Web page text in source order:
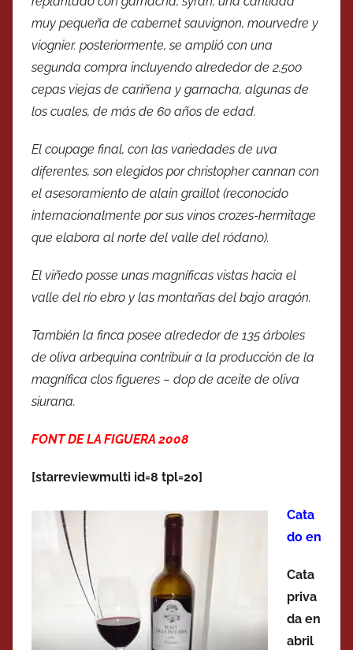
muy pequeña de cabernet sauvignon, mourvedre y
viognier. posteriormente, se amplió con una
segunda compra incluyendo alrededor de 2.500
cepas viejas de cariñena y garnacha, algunas de
los cuales, de más de 60 años de edad.
El coupage final, con las variedades de uva
diferentes, son elegidos por christopher cannan con
el asesoramiento de alain graillot (reconocido
internacionalmente por sus vinos crozes-hermitage
que elabora al norte del valle del ródano).
El viñedo posse unas magníficas vistas hacia el
valle del río ebro y las montañas del bajo aragón.
También la finca posee alrededor de 135 árboles
de oliva arbequina contribuir a la producción de la
magnífica clos figueres – dop de aceite de oliva
siurana.
FONT DE LA FIGUERA 2008
[starreviewmulti id=8 tpl=20]
Cata
do en
Cata
priva
da en
abril